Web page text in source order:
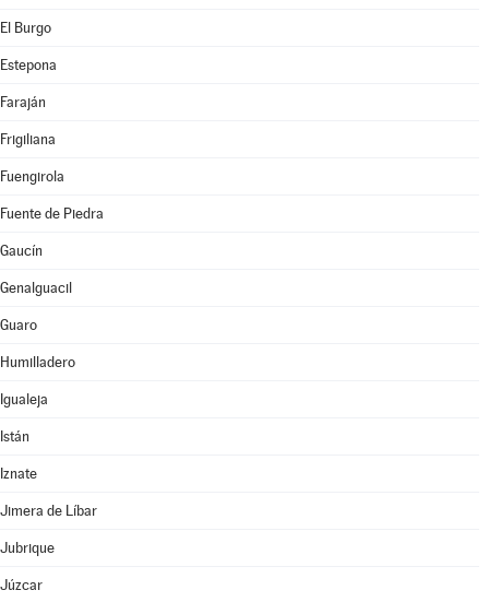
El Burgo
Estepona
Faraján
Frigiliana
Fuengirola
Fuente de Piedra
Gaucín
Genalguacil
Guaro
Humilladero
Igualeja
Istán
Iznate
Jimera de Líbar
Jubrique
Júzcar